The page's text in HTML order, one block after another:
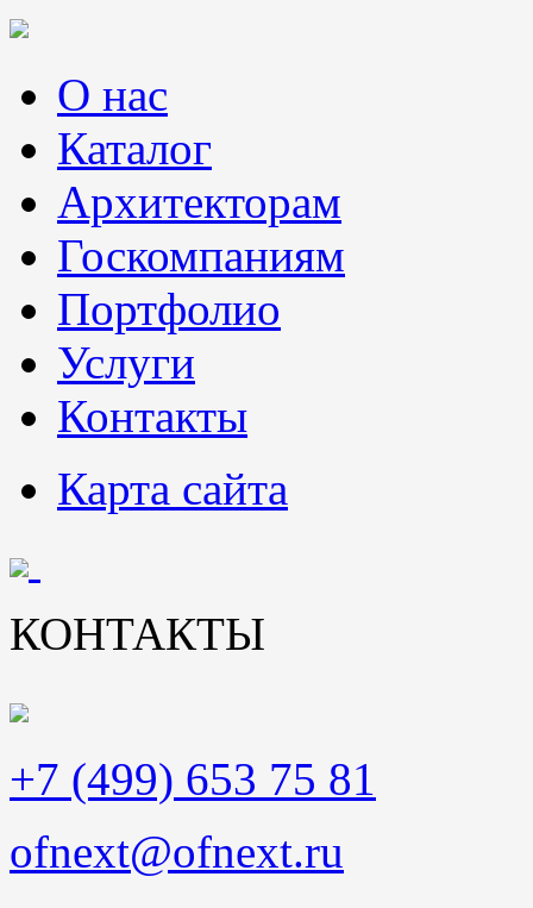
О нас
Каталог
Архитекторам
Госкомпаниям
Портфолио
Услуги
Контакты
Карта сайта
КОНТАКТЫ
+7 (499) 653 75 81
ofnext@ofnext.ru